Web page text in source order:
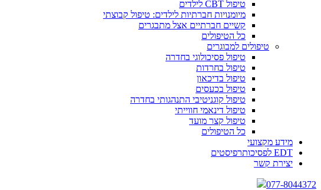
טיפול CBT לילדים
מיומנויות חברתיות לילדים: טיפול קבוצתי
קשיים חברתיים אצל מתבגרים
כל הטיפולים
טיפולים למבוגרים
טיפול פסיכולוגי בחדרה
טיפול בחרדות
טיפול בדיכאון
טיפול בכעסים
טיפול קוגניטיבי התנהגותי בחדרה
טיפול דינאמי חווייתי
טיפול קצר מועד
כל הטיפולים
מידע מקצועי
EDT לפסיכותרפיסטים
יצירת קשר
077-8044372